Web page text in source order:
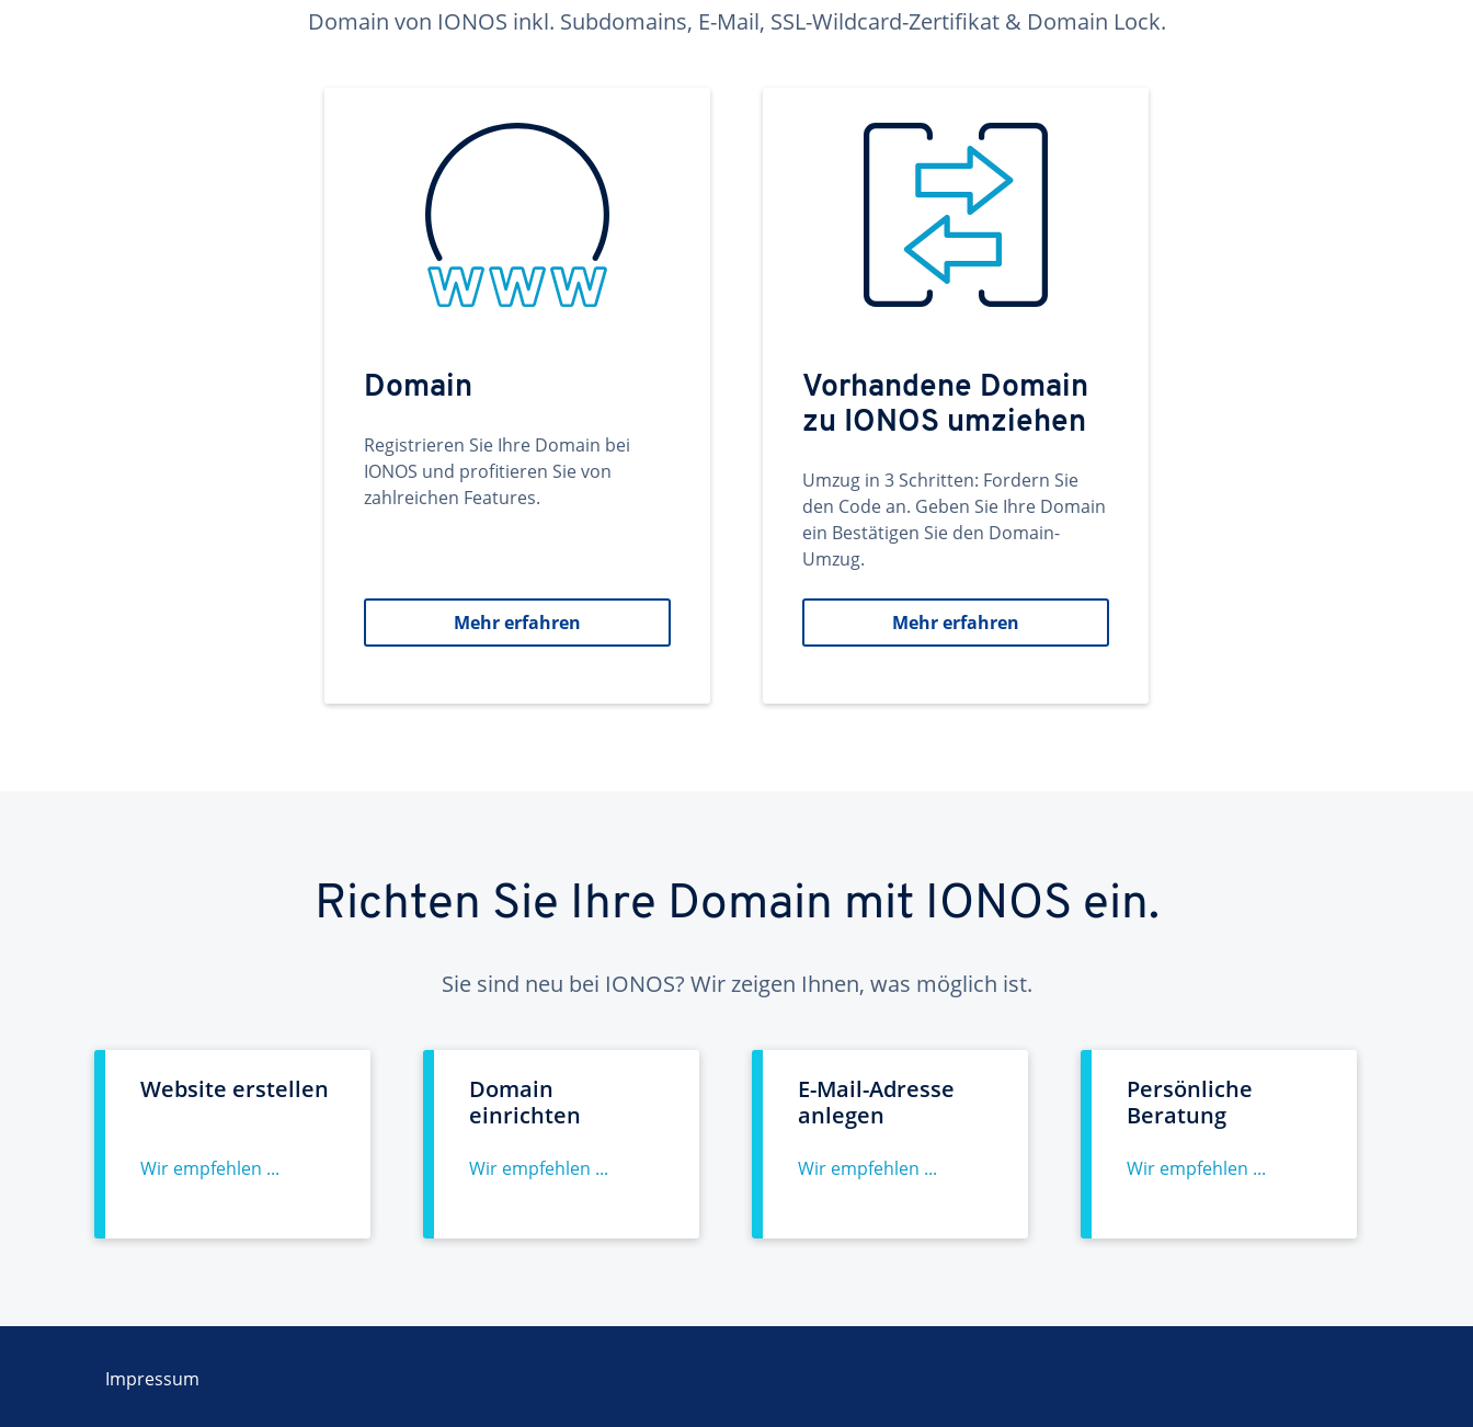
Domain von IONOS inkl. Subdomains, E-Mail, SSL-Wildcard-Zertifikat & Domain Lock.
Domain
Registrieren Sie Ihre Domain bei
IONOS und profitieren Sie von
zahlreichen Features.
Mehr erfahren
Vorhandene Domain
zu IONOS umziehen
Umzug in 3 Schritten: Fordern Sie
den Code an. Geben Sie Ihre Domain
ein Bestätigen Sie den Domain-
Umzug.
Mehr erfahren
Richten Sie Ihre Domain mit IONOS ein.
Sie sind neu bei IONOS? Wir zeigen Ihnen, was möglich ist.
Website erstellen
Wir empfehlen ...
Domain
einrichten
Wir empfehlen ...
E-Mail-Adresse
anlegen
Wir empfehlen ...
Persönliche
Beratung
Wir empfehlen ...
Impressum